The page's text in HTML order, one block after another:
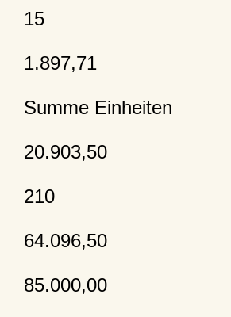
15
1.897,71
Summe Einheiten
20.903,50
210
64.096,50
85.000,00